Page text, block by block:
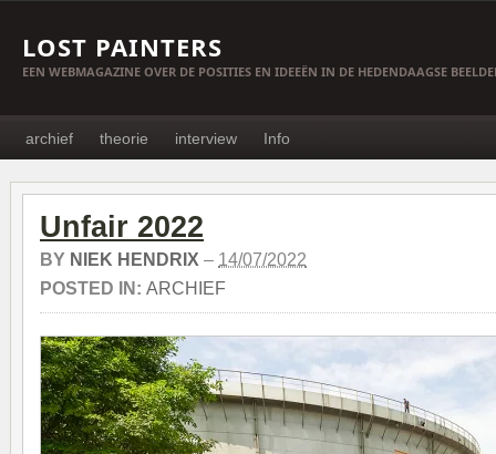
LOST PAINTERS
EEN WEBMAGAZINE OVER DE POSITIES EN IDEEËN IN DE HEDENDAAGSE
archief theorie interview Info
Unfair 2022
BY NIEK HENDRIX – 14/07/2022
POSTED IN: ARCHIEF